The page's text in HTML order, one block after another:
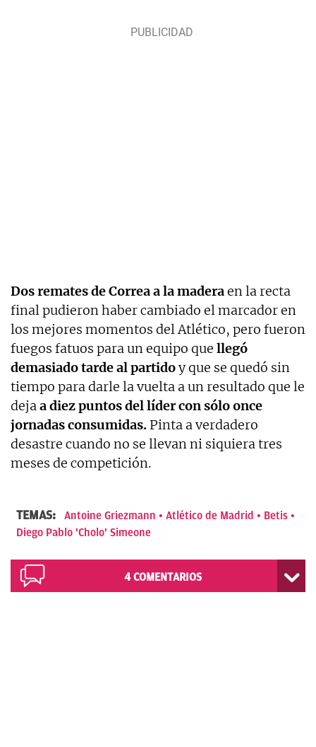
Dos remates de Correa a la maderaen la recta
final pudieron haber cambiado el marcador en
los mejores momentos del Atlético, pero fueron
fuegos fatuos para un equipo que llegó
demasiado tarde al partidoy que se quedó sin
tiempo para darle la vuelta a un resultado que le
dejaa diez puntos del líder con sólo once
jornadas consumidas. Pinta a verdadero
desastre cuando no se llevan ni siquiera tres
meses de competición.
TEMAS: Antoine Griezmann Atlético de Madrid
Betis
Diego Pablo 'Cholo' Simeone
4COMENTARIOS